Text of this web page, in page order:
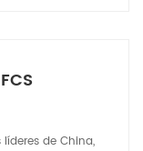
de China,